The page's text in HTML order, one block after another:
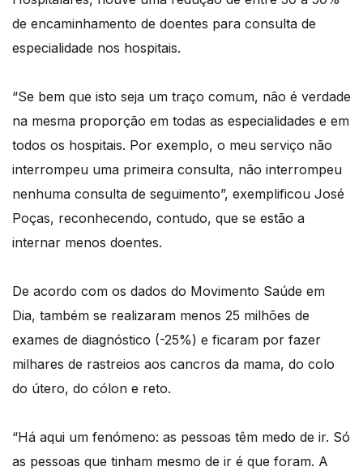
de encaminhamento de doentes para consulta de
especialidade nos hospitais.
“Se bem que isto seja um traço comum, não é verdade
na mesma proporção em todas as especialidades e em
todos os hospitais. Por exemplo, o meu serviço não
interrompeu uma primeira consulta, não interrompeu
nenhuma consulta de seguimento”, exemplificou José
Poças, reconhecendo, contudo, que se estão a
internar menos doentes.
De acordo com os dados do Movimento Saúde em
Dia, também se realizaram menos 25 milhões de
exames de diagnóstico (-25%) e ficaram por fazer
milhares de rastreios aos cancros da mama, do colo
do útero, do cólon e reto.
“Há aqui um fenómeno: as pessoas têm medo de ir. Só
as pessoas que tinham mesmo de ir é que foram. A